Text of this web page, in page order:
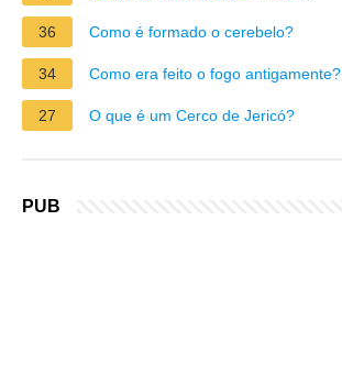
36 Como é formado o cerebelo?
34 Como era feito o fogo antigamente?
27 O que é um Cerco de Jericó?
PUB